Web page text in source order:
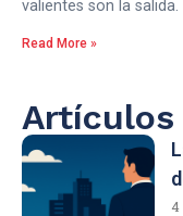
valientes son la salida.
Read More »
Artículos
4